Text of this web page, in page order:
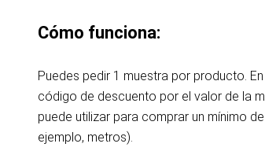
Cómo funciona:
Puedes pedir 1 muestra por producto.
código de descuento por el valor de la
puede utilizar para comprar un mínimo
ejemplo, metros).